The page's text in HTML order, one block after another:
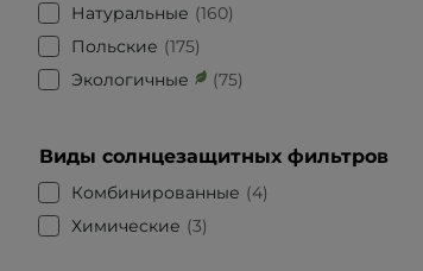
Натуральные
160
Польские
175
Экологичные
75
Виды солнцезащитных фильтров
Комбинированные
4
Химические
3